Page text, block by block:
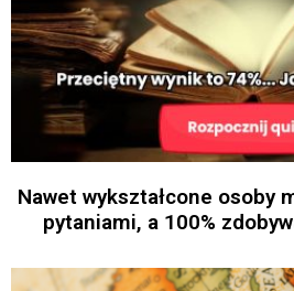
Nawet wykształcone osoby
pytaniami, a 100%